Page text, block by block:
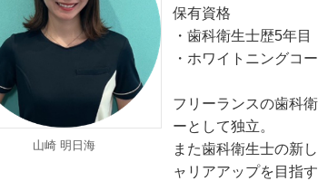
山崎 明日海
保有資格
・歯科衛生士歴5年目
・ホワイトニングコ
フリーランスの歯科
ーとして独立。
また歯科衛生士の新
ャリアアップを目指